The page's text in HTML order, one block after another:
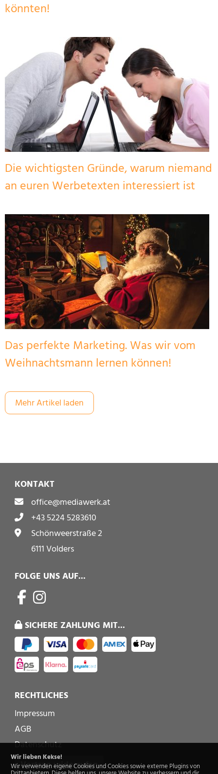
könnten!
Die wichtigsten Gründe, warum niemand
an euren Werbetexten interessiert ist
Das perfekte Marketing. Was wir vom
Weihnachtsmann lernen können!
Mehr Artikel laden
KONTAKT
office@mediawerk.at
+43 5224 5283610
Schönweerstraße 2
6111 Volders
FOLGE UNS AUF...
SICHERE ZAHLUNG MIT...
RECHTLICHES
Impressum
AGB
Datenschutz
Vertrag widerrufen
Wir lieben Kekse!
Wir verwenden eigene Cookies und Cookies sowie externe Plugins von